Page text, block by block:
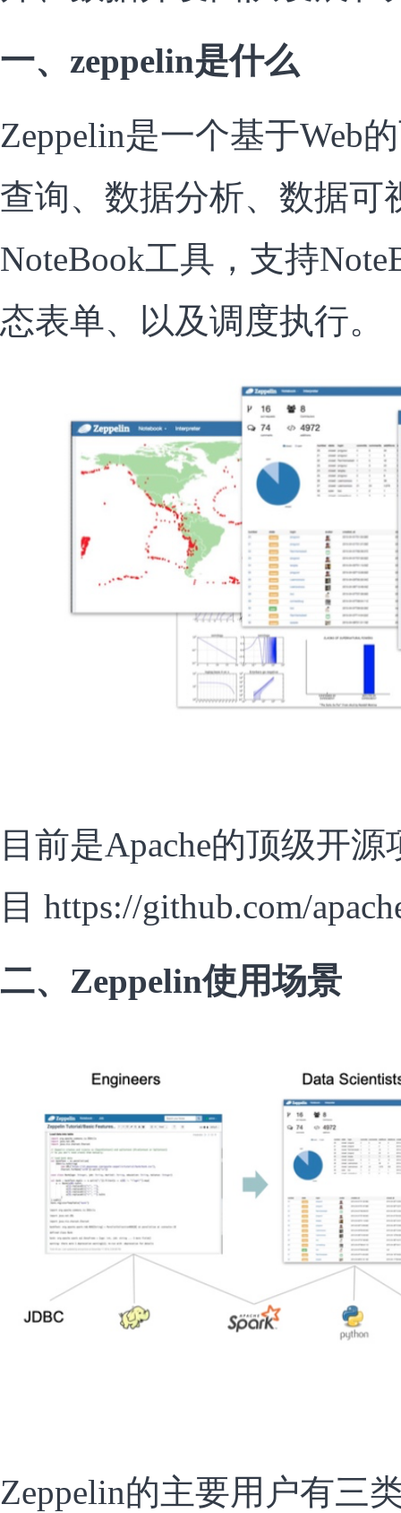
一、zeppelin是什么
Zeppelin是一个基于Web
查询、数据分析、数据可
NoteBook工具，支持
态表单、以及调度执行。
目前是Apache的顶级开源
目 https://github.com/
二、Zeppelin使用场景
Zeppelin的主要用户有三